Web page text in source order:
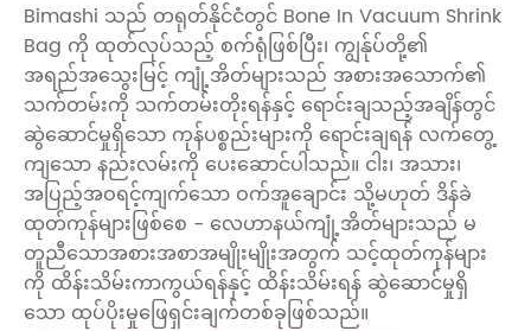
Bimashi သည် တရုတ်နိုင်ငံတွင် Bone In Vacuum Shrink
Bag ကို ထုတ်လုပ်သည့် စက်ရုံဖြစ်ပြီး၊ ကျွန်ုပ်တို့၏
အရည်အသွေးမြင့် ကျုံ့အိတ်များသည် အစားအသောက်၏
သက်တမ်းကို သက်တမ်းတိုးရန်နှင့် ရောင်းချသည့်အချိန်တွင်
ဆွဲဆောင်မှုရှိသော ကုန်ပစ္စည်းများကို ရောင်းချရန် လက်တွေ့
ကျသော နည်းလမ်းကို ပေးဆောင်ပါသည်။ ငါး၊ အသား၊
အပြည့်အဝရင့်ကျက်သော ဝက်အူချောင်း သို့မဟုတ် ဒိန်ခဲ
ထုတ်ကုန်များဖြစ်စေ - လေဟာနယ်ကျုံ့အိတ်များသည် မ
တူညီသောအစားအစာအမျိုးမျိုးအတွက် သင့်ထုတ်ကုန်များ
ကို ထိန်းသိမ်းကာကွယ်ရန်နှင့် ထိန်းသိမ်းရန် ဆွဲဆောင်မှုရှိ
သော ထုပ်ပိုးမှုဖြေရှင်းချက်တစ်ခုဖြစ်သည်။